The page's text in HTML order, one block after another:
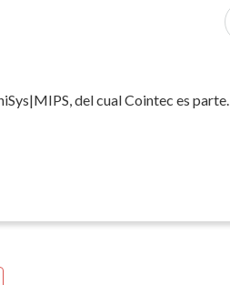
del cual Cointec es parte.